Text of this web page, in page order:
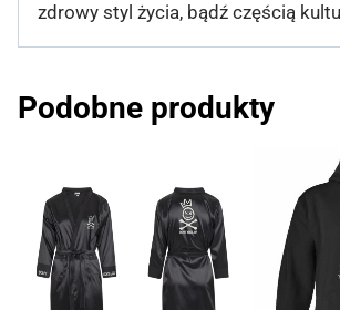
zdrowy styl życia, bądź częścią
Podobne produkty